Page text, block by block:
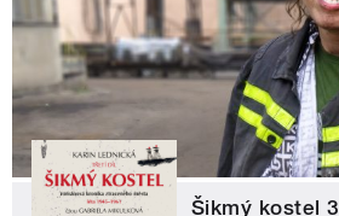
Šikmý kostel 3